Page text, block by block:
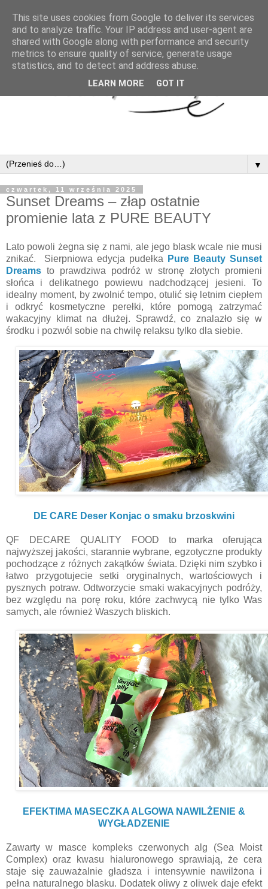
▼
czwartek, 11 września 2025
Sunset Dreams – złap ostatnie
promienie lata z PURE BEAUTY
Lato powoli żegna się z nami, ale jego blask wcale nie musi
znikać. Sierpniowa edycja pudełka
Pure Beauty Sunset
Dreams to prawdziwa podróż w stronę złotych promieni
słońca i delikatnego powiewu nadchodzącej jesieni. To
idealny moment, by zwolnić tempo, otulić się letnim ciepłem
i odkryć kosmetyczne perełki, które pomogą zatrzymać
wakacyjny klimat na dłużej. Sprawdź, co znalazło się w
środku i pozwól sobie na chwilę relaksu tylko dla siebie.
DE CARE Deser Konjac o smaku brzoskwini
QF DECARE QUALITY FOOD to marka oferująca
najwyższej jakości, starannie wybrane, egzotyczne produkty
pochodzące z różnych zakątków świata. Dzięki nim szybko i
łatwo przygotujecie setki oryginalnych, wartościowych i
pysznych potraw. Odtworzycie smaki wakacyjnych podróży,
bez względu na porę roku, które zachwycą nie tylko Was
samych, ale również Waszych bliskich.
EFEKTIMA MASECZKA ALGOWA NAWILŻENIE &
WYGŁADZENIE
Zawarty w masce kompleks czerwonych alg (Sea Moist
Complex) oraz kwasu hialuronowego sprawiają, że cera
staje się zauważalnie gładsza i intensywnie nawilżona i
pełna naturalnego blasku. Dodatek oliwy z oliwek daje efekt
This site uses cookies from Google to deliver its services
and to analyze traffic. Your IP address and user-agent are
shared with Google along with performance and security
metrics to ensure quality of service, generate usage
statistics, and to detect and address abuse.
LEARN MORE GOT IT